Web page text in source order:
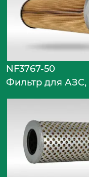
NF3767-50
Фильтр для